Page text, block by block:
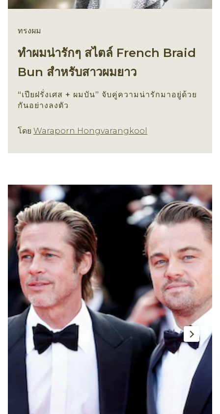
ทรงผม
ทำผมน่ารักๆ สไตล์ French Braid
Bun สำหรับสาวผมยาว
“เปียฝรั่งเศส + ผมบัน” จับคู่ความน่ารักมาอยู่ด้วย
กันอย่างลงตัว
โดย Waraporn Hongvarangkool